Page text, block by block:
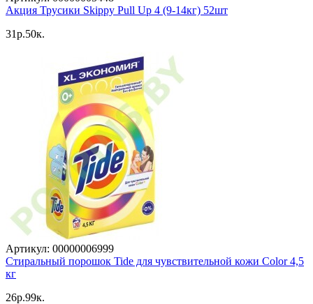
Акция Трусики Skippy Pull Up 4 (9-14кг) 52шт
31p.50к.
Артикул: 00000006999
Стиральный порошок Tide для чувствительной кожи Color 4,5
кг
26p.99к.